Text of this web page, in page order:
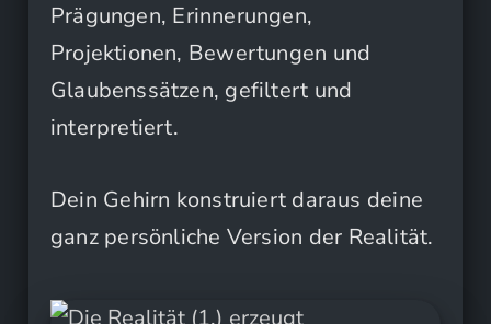
Prägungen, Erinnerungen,
Projektionen, Bewertungen und
Glaubenssätzen, gefiltert und
interpretiert.
Dein Gehirn konstruiert daraus deine
ganz persönliche Version der Realität.